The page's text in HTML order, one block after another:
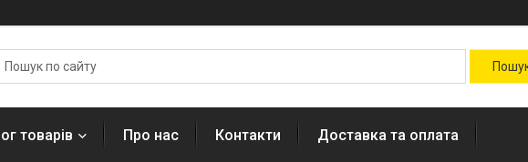
товарів Про нас Контакти Доставка та оплата